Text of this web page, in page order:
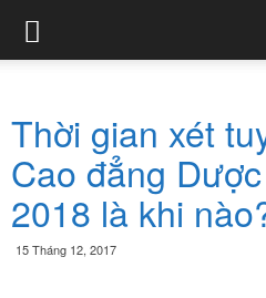
Thời gian xét
Cao đẳng
2018 là khi
15 Tháng 12, 2017